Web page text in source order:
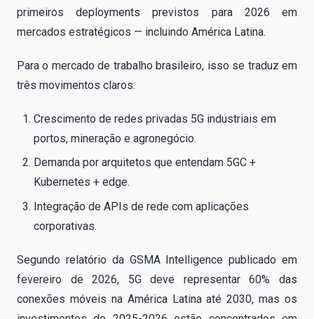
primeiros deployments previstos para 2026 em
mercados estratégicos — incluindo América Latina.
Para o mercado de trabalho brasileiro, isso se traduz em
três movimentos claros:
Crescimento de redes privadas 5G industriais em
portos, mineração e agronegócio.
Demanda por arquitetos que entendam 5GC +
Kubernetes + edge.
Integração de APIs de rede com aplicações
corporativas.
Segundo relatório da GSMA Intelligence publicado em
fevereiro de 2026, 5G deve representar 60% das
conexões móveis na América Latina até 2030, mas os